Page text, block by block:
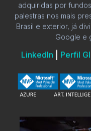
adquiridas por
palestras nos mais
Brasil e exterior, já
Google e
LinkedIn Perfil